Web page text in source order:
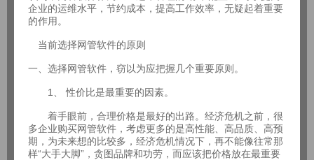
企业的运维水平，节约成本，提高工作效率，无疑起着重要
的作用。
当前选择网管软件的原则
一、选择网管软件，窃以为应把握几个重要原则。
1、 性价比是最重要的因素。
着手眼前，合理价格是最好的出路。经济危机之前，很
多企业购买网管软件，考虑更多的是高性能、高品质、高预
期，为未来想的比较多，经济危机情况下，再不能像往常那
样“大手大脚”，贪图品牌和功劳，而应该把价格放在最重要